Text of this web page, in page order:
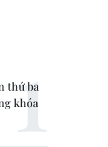
thứ ba
khóa